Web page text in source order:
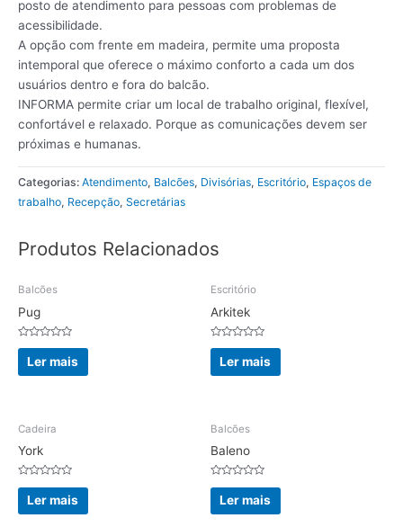
posto de atendimento para pessoas com problemas de
acessibilidade.
A opção com frente em madeira, permite uma proposta
intemporal que oferece o máximo conforto a cada um dos
usuários dentro e fora do balcão.
INFORMA permite criar um local de trabalho original, flexível,
confortável e relaxado. Porque as comunicações devem ser
próximas e humanas.
Categorias: Atendimento, Balcões, Divisórias, Escritório, Espaços de
trabalho, Recepção, Secretárias
Produtos Relacionados
Balcões
Pug
Avaliação
de
5
Ler mais
Escritório
Arkitek
Avaliação
de
5
Ler mais
Cadeira
York
Avaliação
de
5
Ler mais
Balcões
Baleno
Avaliação
de
5
Ler mais